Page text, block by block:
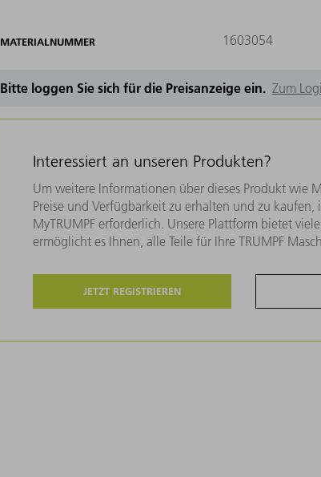
MATERIALNUMMER 1603054
Bitte loggen Sie sich für die Preisanzeige ein. Zum
Interessiert an unseren Produkten?
Um weitere Informationen über dieses Produkt wie
Preise und Verfügbarkeit zu erhalten und zu kaufen,
MyTRUMPF erforderlich. Unsere Plattform bietet
ermöglicht es Ihnen, alle Teile für Ihre TRUMPF
JETZT REGISTRIEREN